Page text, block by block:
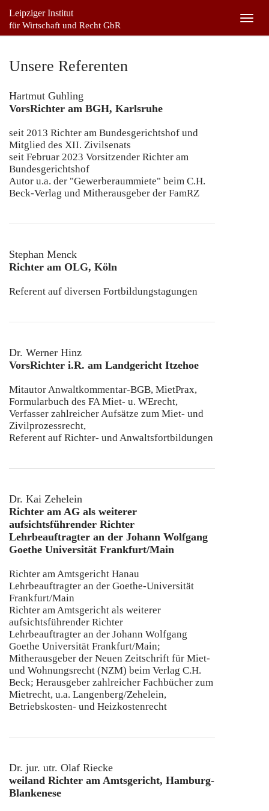
Leipziger Institut
für Wirtschaft und Recht GbR
Unsere Referenten
Hartmut Guhling
VorsRichter am BGH, Karlsruhe
seit 2013 Richter am Bundesgerichtshof und
Mitglied des XII. Zivilsenats
seit Februar 2023 Vorsitzender Richter am
Bundesgerichtshof
Autor u.a. der "Gewerberaummiete" beim C.H.
Beck-Verlag und Mitherausgeber der FamRZ
Stephan Menck
Richter am OLG, Köln
Referent auf diversen Fortbildungstagungen
Dr. Werner Hinz
VorsRichter i.R. am Landgericht Itzehoe
Mitautor Anwaltkommentar-BGB, MietPrax,
Formularbuch des FA Miet- u. WErecht,
Verfasser zahlreicher Aufsätze zum Miet- und
Zivilprozessrecht,
Referent auf Richter- und Anwaltsfortbildungen
Dr. Kai Zehelein
Richter am AG als weiterer
aufsichtsführender Richter
Lehrbeauftragter an der Johann Wolfgang
Goethe Universität Frankfurt/Main
Richter am Amtsgericht Hanau
Lehrbeauftragter an der Goethe-Universität
Frankfurt/Main
Richter am Amtsgericht als weiterer
aufsichtsführender Richter
Lehrbeauftragter an der Johann Wolfgang
Goethe Universität Frankfurt/Main;
Mitherausgeber der Neuen Zeitschrift für Miet-
und Wohnungsrecht (NZM) beim Verlag C.H.
Beck; Herausgeber zahlreicher Fachbücher zum
Mietrecht, u.a. Langenberg/Zehelein,
Betriebskosten- und Heizkostenrecht
Dr. jur. utr. Olaf Riecke
weiland Richter am Amtsgericht, Hamburg-
Blankenese